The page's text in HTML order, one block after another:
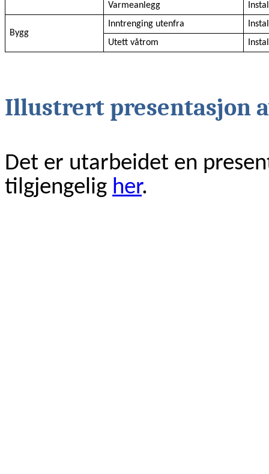
Varmeanlegg
Bygg
Inntrenging utenfra
Utett våtrom
Illustrert presentasjon
Det er utarbeidet en
tilgjengelig her.